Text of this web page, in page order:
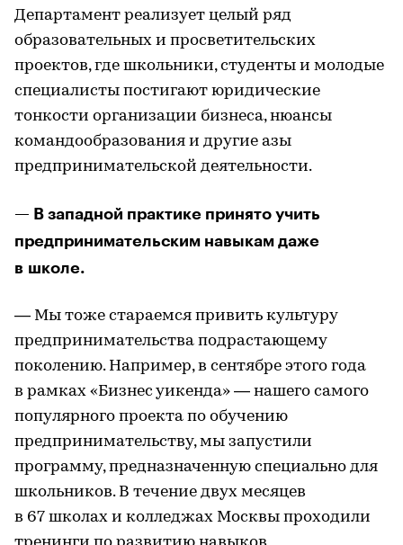
Департамент реализует целый ряд
образовательных и просветительских
проектов, где школьники, студенты и молодые
специалисты постигают юридические
тонкости организации бизнеса, нюансы
командообразования и другие азы
предпринимательской деятельности.
— В западной практике принято учить
предпринимательским навыкам даже
в школе.
— Мы тоже стараемся привить культуру
предпринимательства подрастающему
поколению. Например, в сентябре этого года
в рамках «Бизнес уикенда» — нашего самого
популярного проекта по обучению
предпринимательству, мы запустили
программу, предназначенную специально для
школьников. В течение двух месяцев
в 67 школах и колледжах Москвы проходили